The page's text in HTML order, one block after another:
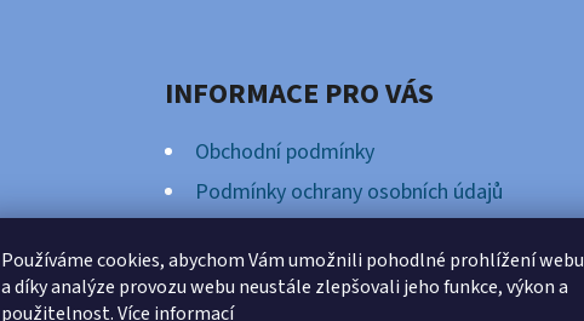
Používáme cookies, abychom Vám umožnili pohodlné prohlížení webu
a díky analýze provozu webu neustále zlepšovali jeho funkce, výkon a
použitelnost.Více informací
INFORMACE PRO VÁS
Obchodní podmínky
Podmínky ochrany osobních údajů